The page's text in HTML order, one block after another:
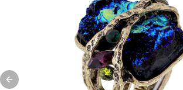
Previous slide